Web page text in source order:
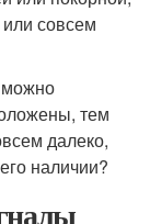
совсем
можно
тем
далеко,
наличии?